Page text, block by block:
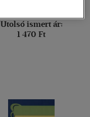
Utolsó ismert ár:
1 470 Ft